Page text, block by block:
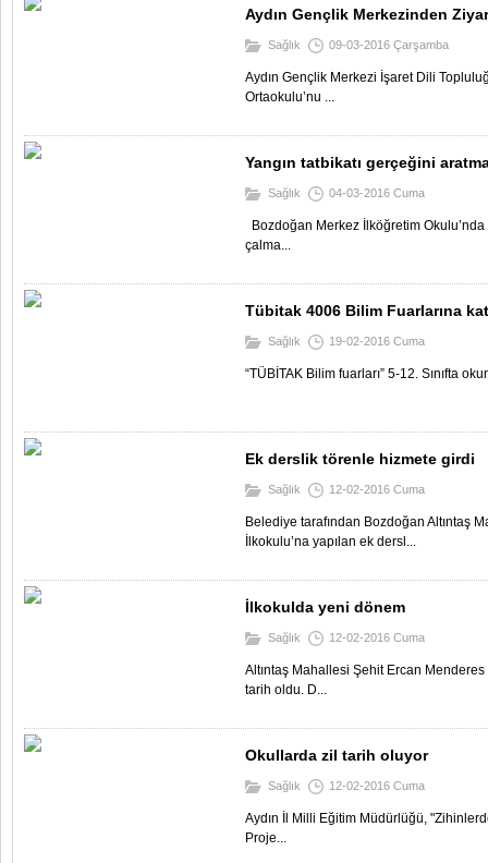
Aydın Gençlik Merkezinden
Sağlık 09-03-2016 Çarşamba
Aydın Gençlik Merkezi İşaret Dili
Ortaokulu’nu ...
Yangın tatbikatı gerçeğini
Sağlık 04-03-2016 Cuma
Bozdoğan Merkez İlköğretim Okulu’nda
çalma...
Tübitak 4006 Bilim Fuarlarına
Sağlık 19-02-2016 Cuma
“TÜBİTAK Bilim fuarları” 5-12. Sınıfta
Ek derslik törenle hizmete girdi
Sağlık 12-02-2016 Cuma
Belediye tarafından Bozdoğan Altıntaş
İlkokulu’na yapılan ek dersl...
İlkokulda yeni dönem
Sağlık 12-02-2016 Cuma
Altıntaş Mahallesi Şehit Ercan
tarih oldu. D...
Okullarda zil tarih oluyor
Sağlık 12-02-2016 Cuma
Aydın İl Milli Eğitim Müdürlüğü,
Proje...